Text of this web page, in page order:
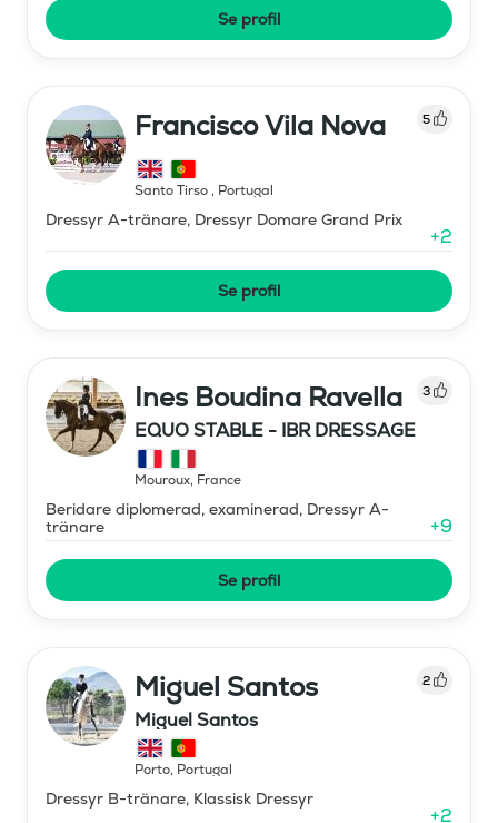
Se profil
Francisco Vila Nova 5
Santo Tirso, Portugal
Dressyr A-tränare, Dressyr Domare Grand Prix
+2
Se profil
Ines Boudina Ravella 3
EQUO STABLE - IBR DRESSAGE
Mouroux, France
Beridare diplomerad, examinerad, Dressyr A-
tränare
+9
Se profil
Miguel Santos 2
Miguel Santos
Porto, Portugal
Dressyr B-tränare, Klassisk Dressyr
+2